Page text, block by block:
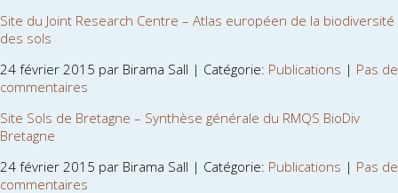
Site du Joint Research Centre – Atlas européen de la biodiversité
des sols
24 février 2015 par Birama Sall | Catégorie: Publications | Pas de
commentaires
Site Sols de Bretagne – Synthèse générale du RMQS BioDiv
Bretagne
24 février 2015 par Birama Sall | Catégorie: Publications | Pas de
commentaires